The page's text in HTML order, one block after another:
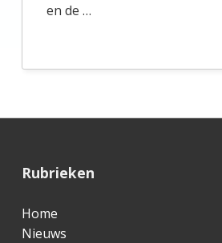
en de …
Rubrieken
Home
Nieuws